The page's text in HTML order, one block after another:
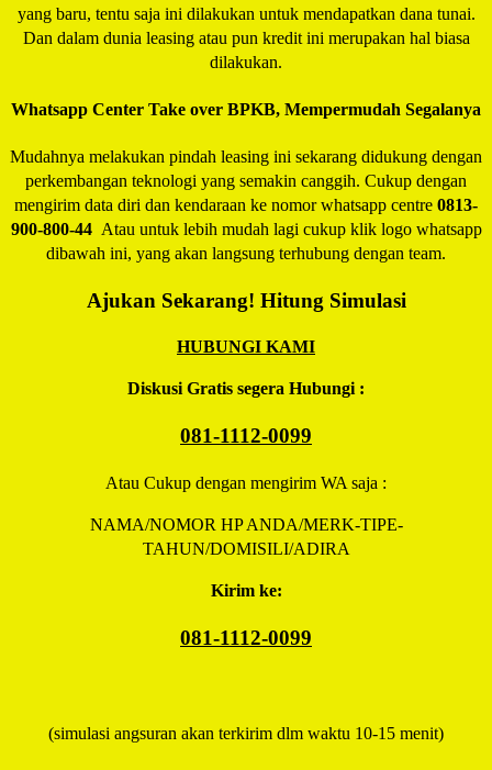
yang baru, tentu saja ini dilakukan untuk mendapatkan dana tunai.
Dan dalam dunia leasing atau pun kredit ini merupakan hal biasa
dilakukan.
Whatsapp Center Take over BPKB, Mempermudah Segalanya
Mudahnya melakukan pindah leasing ini sekarang didukung dengan
perkembangan teknologi yang semakin canggih. Cukup dengan
mengirim data diri dan kendaraan ke nomor whatsapp centre 0813-
900-800-44 Atau untuk lebih mudah lagi cukup klik logo whatsapp
dibawah ini, yang akan langsung terhubung dengan team.
Ajukan Sekarang! Hitung Simulasi
HUBUNGI KAMI
Diskusi Gratis segera Hubungi :
081-1112-0099
Atau Cukup dengan mengirim WA saja :
NAMA/NOMOR HP ANDA/MERK-TIPE-
TAHUN/DOMISILI/ADIRA
Kirim ke:
081-1112-0099
(simulasi angsuran akan terkirim dlm waktu 10-15 menit)